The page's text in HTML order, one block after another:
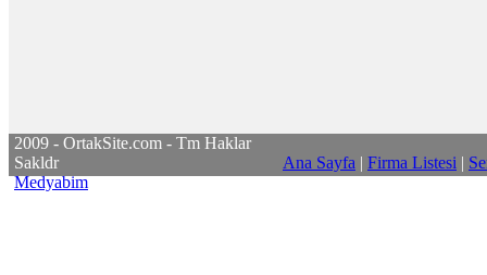
2009 - OrtakSite.com - Tm Haklar
Sakldr
Medyabim
Ana Sayfa | Firma Listesi |